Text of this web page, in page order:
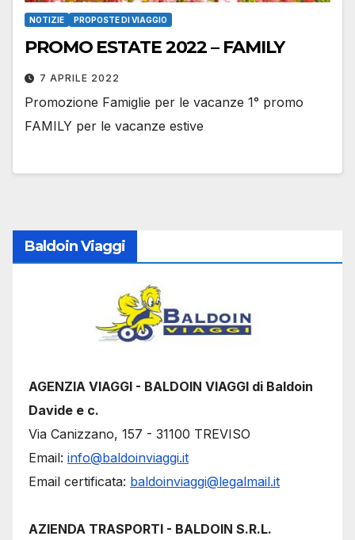
NOTIZIE PROPOSTE DI VIAGGIO
PROMO ESTATE 2022 – FAMILY
7 APRILE 2022
Promozione Famiglie per le vacanze 1° promo
FAMILY per le vacanze estive
Baldoin Viaggi
AGENZIA VIAGGI - BALDOIN VIAGGI di Baldoin
Davide e c.
Via Canizzano, 157 - 31100 TREVISO
Email: info@baldoinviaggi.it
Email certificata: baldoinviaggi@legalmail.it
AZIENDA TRASPORTI - BALDOIN S.R.L.